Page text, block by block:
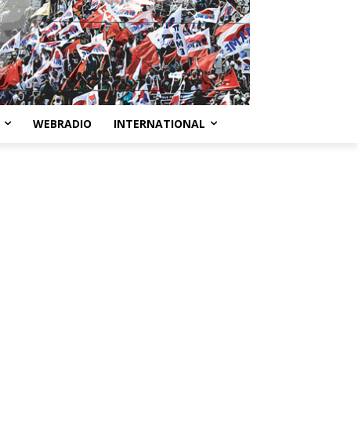
WEBRADIO INTERNATIONAL